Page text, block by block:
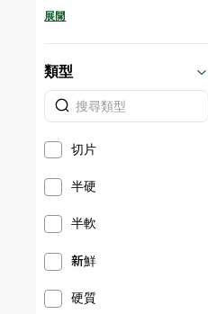
展開
類型
切片
半硬
半軟
新鮮
硬質